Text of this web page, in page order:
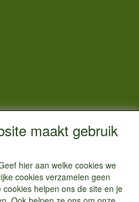
maakt gebruik
hier aan welke cookies we
cookies verzamelen geen
helpen ons de site en je